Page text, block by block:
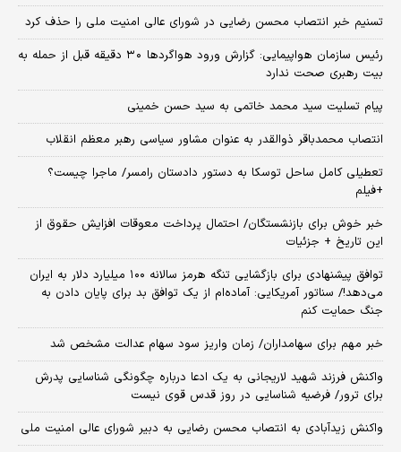
تسنیم خبر انتصاب محسن رضایی در شورای عالی امنیت ملی را حذف کرد
رئیس سازمان هواپیمایی: گزارش ورود هواگردها ٣٠ دقیقه قبل از حمله به
بیت رهبری صحت ندارد
پیام تسلیت سید محمد خاتمی به سید حسن خمینی
انتصاب محمدباقر ذوالقدر به عنوان مشاور سیاسی رهبر معظم انقلاب
تعطیلی کامل ساحل توسکا به دستور دادستان رامسر/ ماجرا چیست؟
+فیلم
خبر خوش برای بازنشستگان/ احتمال پرداخت معوقات افزایش حقوق از
این تاریخ + جزئیات
توافق پیشنهادی برای بازگشایی تنگه هرمز سالانه ۱۰۰ میلیارد دلار به ایران
می‌دهد!/ سناتور آمریکایی: آماده‌ام از یک توافق بد برای پایان دادن به
جنگ حمایت کنم
خبر مهم برای سهامداران/ زمان واریز سود سهام عدالت مشخص شد
واکنش فرزند شهید لاریجانی به یک ادعا درباره چگونگی شناسایی پدرش
برای ترور/ فرضیه شناسایی در روز قدس قوی نیست
واکنش زیدآبادی به انتصاب محسن رضایی به دبیر شورای عالی امنیت ملی